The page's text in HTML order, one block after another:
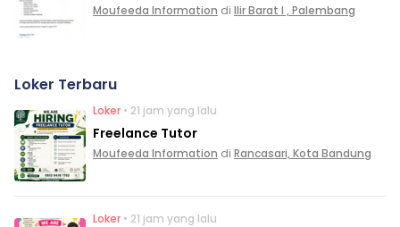
Moufeeda Information di Ilir Barat I , Palembang
Loker Terbaru
Loker • 21 jam yang lalu
Freelance Tutor
Moufeeda Information di Rancasari, Kota Bandung
Loker • 21 jam yang lalu